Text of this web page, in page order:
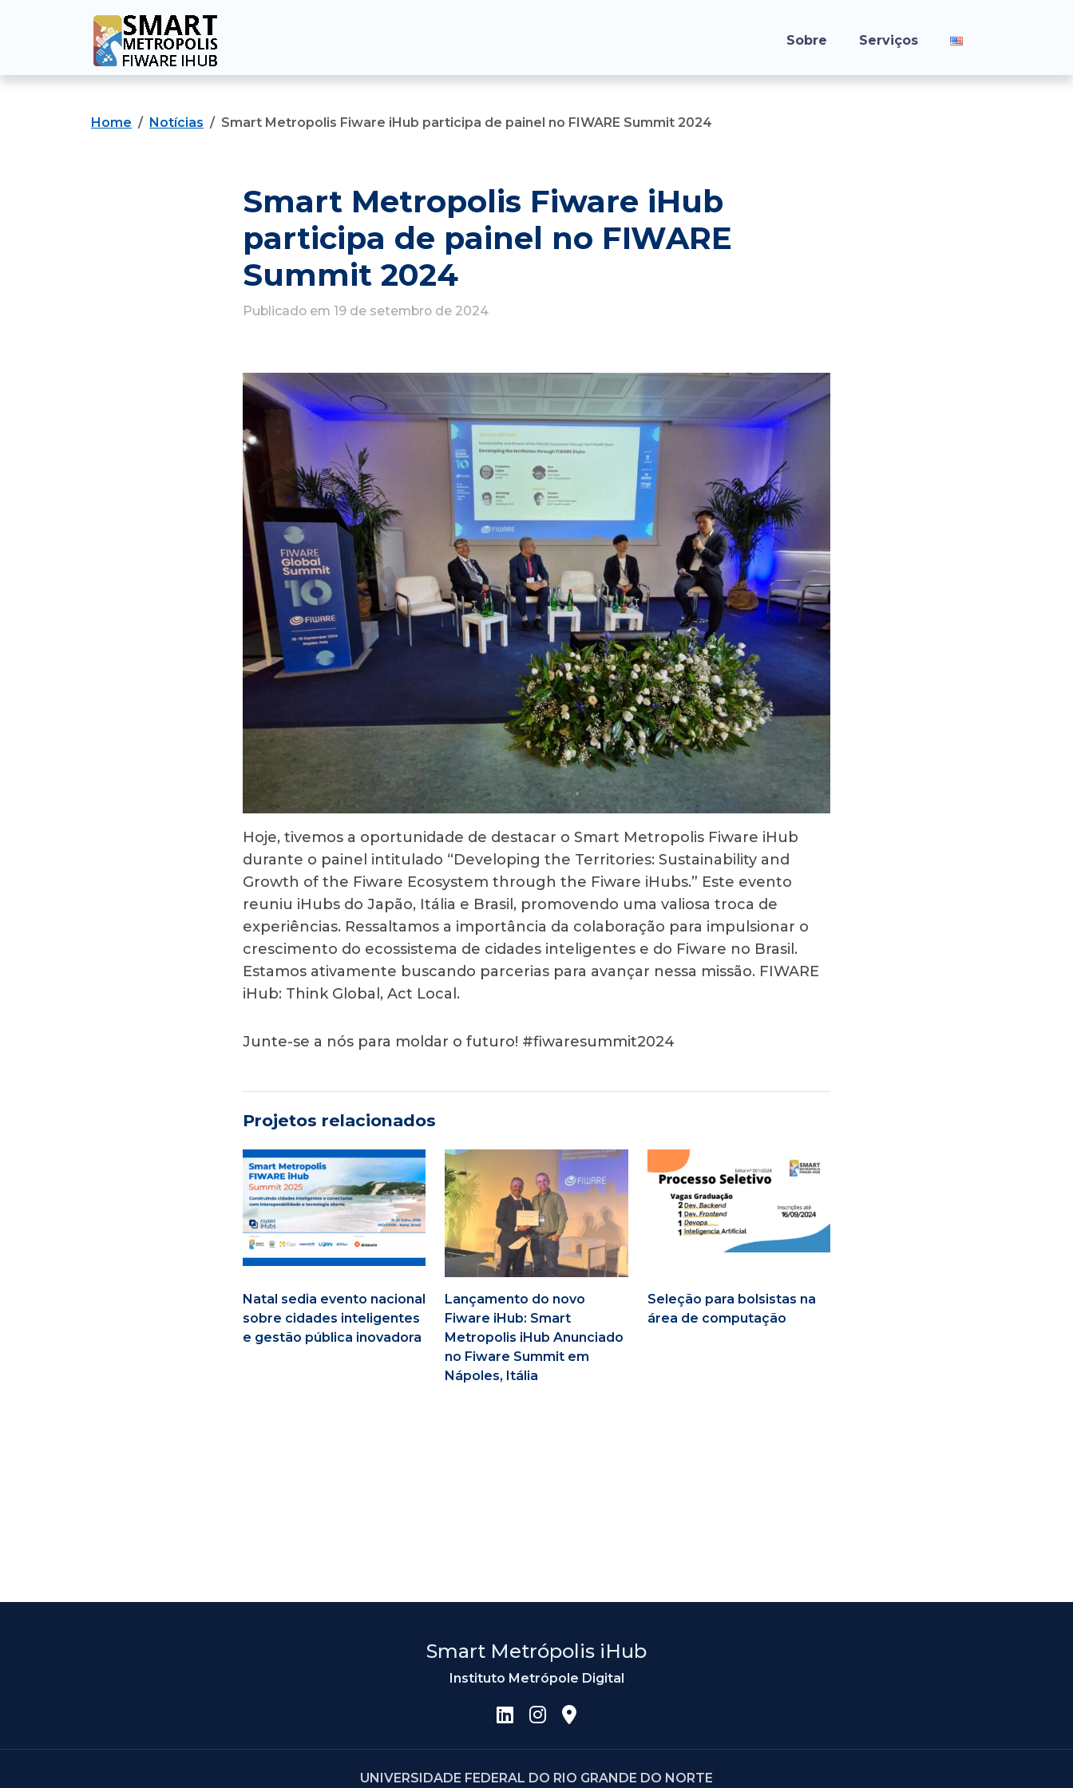
Sobre Serviços
Home Notícias Smart Metropolis Fiware iHub participa de painel no FIWARE Summit 2024
Smart Metropolis Fiware iHub
participa de painel no FIWARE
Summit 2024
Publicado em 19 de setembro de 2024
Hoje, tivemos a oportunidade de destacar o Smart Metropolis Fiware iHub
durante o painel intitulado “Developing the Territories: Sustainability and
Growth of the Fiware Ecosystem through the Fiware iHubs.” Este evento
reuniu iHubs do Japão, Itália e Brasil, promovendo uma valiosa troca de
experiências. Ressaltamos a importância da colaboração para impulsionar o
crescimento do ecossistema de cidades inteligentes e do Fiware no Brasil.
Estamos ativamente buscando parcerias para avançar nessa missão. FIWARE
iHub: Think Global, Act Local.
Junte-se a nós para moldar o futuro! #fiwaresummit2024
Projetos relacionados
Natal sedia evento nacional
sobre cidades inteligentes
e gestão pública inovadora
Lançamento do novo
Fiware iHub: Smart
Metropolis iHub Anunciado
no Fiware Summit em
Nápoles, Itália
Seleção para bolsistas na
área de computação
Smart Metrópolis iHub
Instituto Metrópole Digital
UNIVERSIDADE FEDERAL DO RIO GRANDE DO NORTE